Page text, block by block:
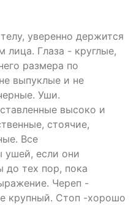
уверенно держится
лица. Глаза - круглые,
размера по
выпуклые и не
Уши.
высоко и
стоячие,
Все
ушей, если они
тех пор, пока
Череп -
крупный. Стоп -хорошо